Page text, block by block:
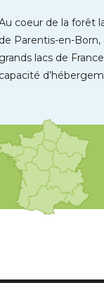
coeur de la forêt
de Parentis-en-Born,
grands lacs de
capacité